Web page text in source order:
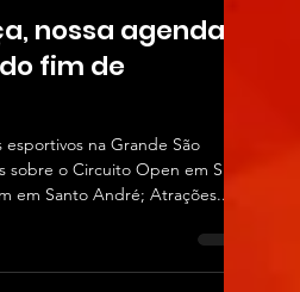
nossa agenda
fim de
esportivos na Grande São
sobre o Circuito Open em SBC
em Santo André; Atrações...